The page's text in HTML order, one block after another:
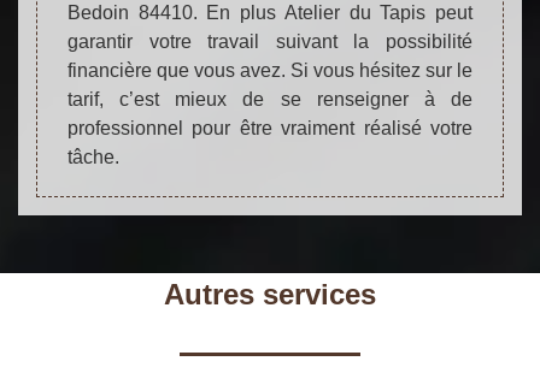
Bedoin 84410. En plus Atelier du Tapis peut
garantir votre travail suivant la possibilité
financière que vous avez. Si vous hésitez sur le
tarif, c’est mieux de se renseigner à de
professionnel pour être vraiment réalisé votre
tâche.
Autres services